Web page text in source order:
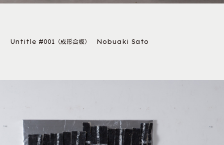
Untitle #001（成形合板） Nobuaki Sato